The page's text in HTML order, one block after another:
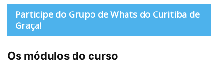
Participe do Grupo de Whats do Curitiba de
Graça!
Os módulos do curso